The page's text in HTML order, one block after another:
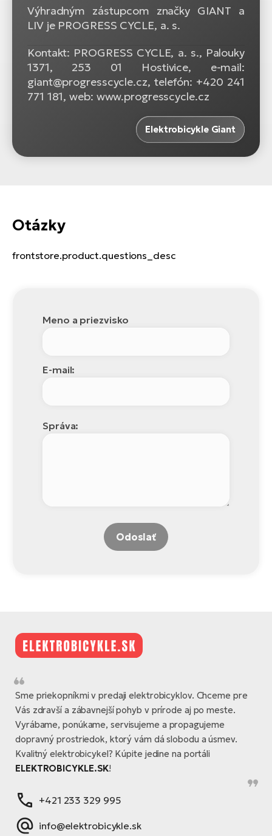
Výhradným zástupcom značky GIANT a
LIV je PROGRESS CYCLE, a. s.
Kontakt: PROGRESS CYCLE, a. s., Palouky
1371, 253 01 Hostivice, e-mail:
giant@progresscycle.cz, telefón: +420 241
771 181, web: www.progresscycle.cz
Elektrobicykle Giant
Otázky
frontstore.product.questions_desc
Meno a priezvisko
E-mail:
Správa:
Odoslať
Sme priekopníkmi v predaji elektrobicyklov. Chceme pre
Vás zdravší a zábavnejší pohyb v prírode aj po meste.
Vyrábame, ponúkame, servisujeme a propagujeme
dopravný prostriedok, ktorý vám dá slobodu a úsmev.
Kvalitný elektrobicykel? Kúpite jedine na portáli
ELEKTROBICYKLE.SK!
+421 233 329 995
info@elektrobicykle.sk